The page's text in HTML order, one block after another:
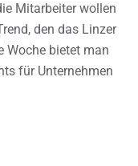
Mitarbeiter wollen
den das Linzer
Woche bietet man
für Unternehmen